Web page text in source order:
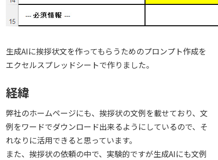
生成AIに挨拶状文を作ってもらうためのプロンプト作成を
エクセルスプレッドシートで作りました。
経緯
弊社のホームページにも、挨拶状の文例を載せており、文
例をワードでダウンロード出来るようにしているので、そ
れなりに活用できると思っています。
また、挨拶状の依頼の中で、実験的ですが生成AIにも文例